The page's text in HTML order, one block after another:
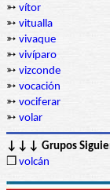
➳ vítor
➳ vitualla
➳ vivaque
➳ vivíparo
➳ vizconde
➳ vocación
➳ vociferar
➳ volar
↓↓↓ Grupos
❒ volcán